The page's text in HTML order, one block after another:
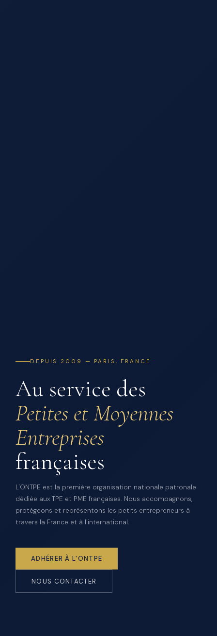
DEPUIS 2009 — PARIS, FRANCE
Au service des
Petites et Moyennes
Entreprises
françaises
L'ONTPE est la première organisation nationale patronale
dédiée aux TPE et PME françaises. Nous accompagnons,
protégeons et représentons les petits entrepreneurs à
travers la France et à l'international.
ADHÉRER À L'ONTPE
NOUS CONTACTER